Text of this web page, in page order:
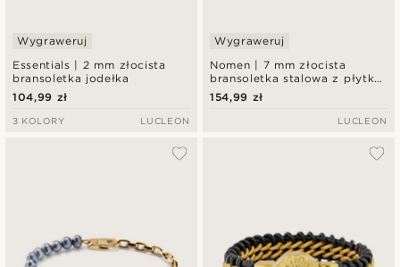
Essentials | 2 mm złocista
bransoletka jodełka
Wygraweruj
104,99 zł
3 KOLORY LUCLEON
Nomen | 7 mm złocista
bransoletka stalowa z płytką
ID
Wygraweruj
154,99 zł
LUCLEON